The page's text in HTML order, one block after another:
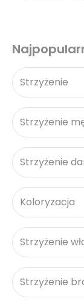
Strzyżenie
Strzyżenie
Strzyżenie
Koloryzacja
Strzyżenie
Strzyżenie